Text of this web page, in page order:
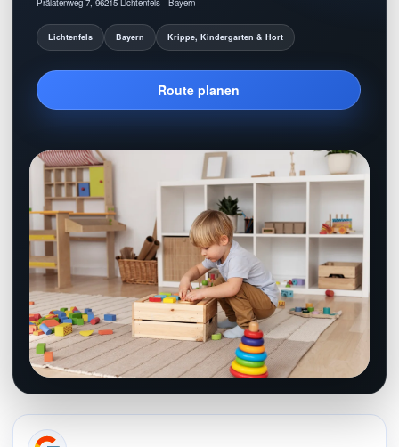
Prälatenweg 7, 96215 Lichtenfels · Bayern
Lichtenfels Bayern Krippe, Kindergarten & Hort
Route planen